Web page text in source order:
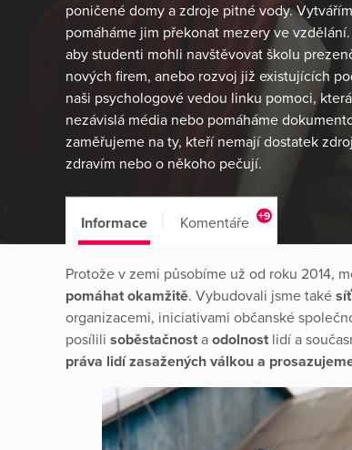
poničené domy a zdroje pitné vody.
pomáháme jim překonat mezery ve
aby studenti mohli navštěvovat školu
nových firem, anebo rozvoj již existujících
naši psychologové vedou linku pomoci,
nezávislá média nebo ‎pomáháme
zaměřujeme na ty, kteří nemají dostatek
zdravím nebo o někoho pečují.
Informace Komentáře +9
Protože v zemi působíme už od roku 2014,
pomáhat okamžitě. Vybudovali jsme také
organizacemi, iniciativami občanské
posílili soběstačnost a odolnost lidí a
práva lidí zasažených válkou a